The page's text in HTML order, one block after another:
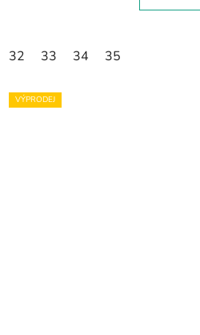
32 33 34 35
VÝPRODEJ